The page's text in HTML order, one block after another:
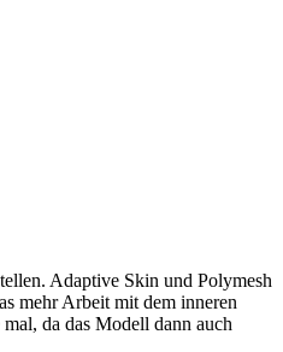
Adaptive Skin und Polymesh
mehr Arbeit mit dem inneren
da das Modell dann auch